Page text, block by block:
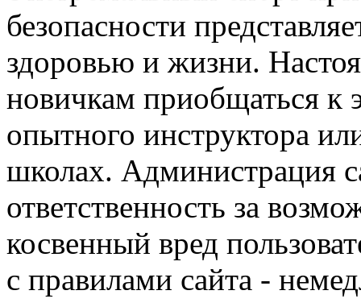
безопасности
здоровью и жизни.
новичкам приобщаться к
опытного инструктора
школах. Администрация
ответственность за
косвенный вред
с правилами сайта -